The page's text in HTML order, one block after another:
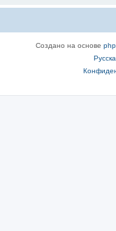
Создано на основе